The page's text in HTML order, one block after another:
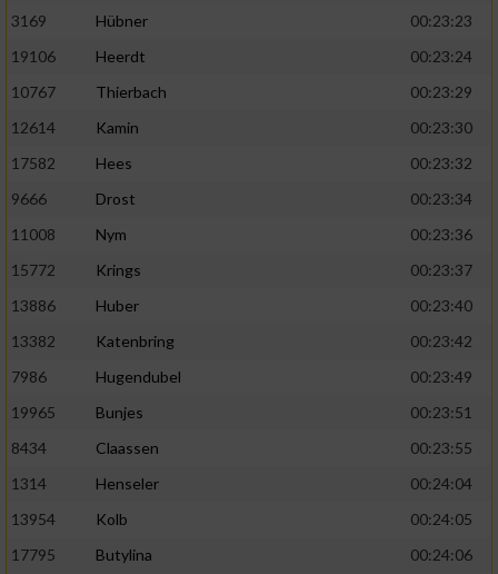
3169
Hübner
00:23:23
19106
Heerdt
00:23:24
10767
Thierbach
00:23:29
12614
Kamin
00:23:30
17582
Hees
00:23:32
9666
Drost
00:23:34
11008
Nym
00:23:36
15772
Krings
00:23:37
13886
Huber
00:23:40
13382
Katenbring
00:23:42
7986
Hugendubel
00:23:49
19965
Bunjes
00:23:51
8434
Claassen
00:23:55
1314
Henseler
00:24:04
13954
Kolb
00:24:05
17795
Butylina 00:24:06